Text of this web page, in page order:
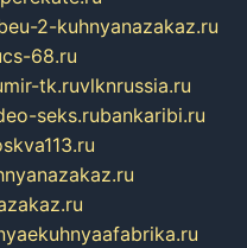
2-kuhnyanazakaz.ru
cs-68.ru
mir-tk.ruvlknrussia.ru
seks.rubankaribi.ru